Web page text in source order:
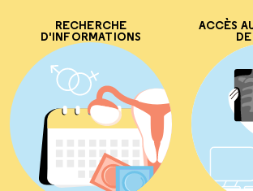
RECHERCHE
D'INFORMATIONS
ACCÈS